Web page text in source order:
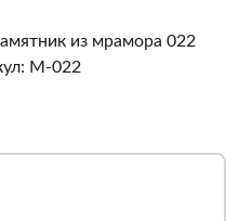
из мрамора 022
M-022